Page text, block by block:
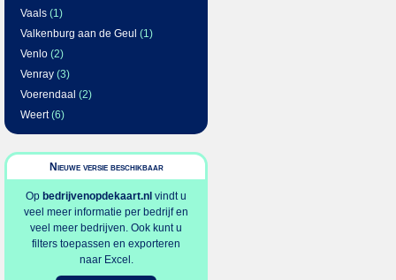
Vaals (1)
Valkenburg aan de Geul (1)
Venlo (2)
Venray (3)
Voerendaal (2)
Weert(6)
Nieuwe versie beschikbaar
Op bedrijvenopdekaart.nl vindt u
veel meer informatie per bedrijf en
veel meer bedrijven. Ook kunt u
filters toepassen en exporteren
naar Excel.